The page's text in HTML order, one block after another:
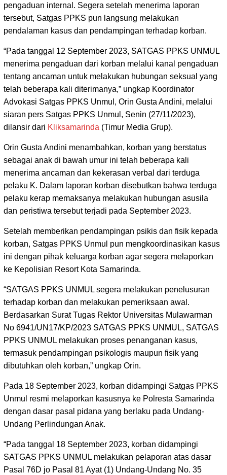
pengaduan internal. Segera setelah menerima laporan
tersebut, Satgas PPKS pun langsung melakukan
pendalaman kasus dan pendampingan terhadap korban.
“Pada tanggal 12 September 2023, SATGAS PPKS UNMUL
menerima pengaduan dari korban melalui kanal pengaduan
tentang ancaman untuk melakukan hubungan seksual yang
telah beberapa kali diterimanya,” ungkap Koordinator
Advokasi Satgas PPKS Unmul, Orin Gusta Andini, melalui
siaran pers Satgas PPKS Unmul, Senin (27/11/2023),
dilansir dari Kliksamarinda (Timur Media Grup).
Orin Gusta Andini menambahkan, korban yang berstatus
sebagai anak di bawah umur ini telah beberapa kali
menerima ancaman dan kekerasan verbal dari terduga
pelaku K. Dalam laporan korban disebutkan bahwa terduga
pelaku kerap memaksanya melakukan hubungan asusila
dan peristiwa tersebut terjadi pada September 2023.
Setelah memberikan pendampingan psikis dan fisik kepada
korban, Satgas PPKS Unmul pun mengkoordinasikan kasus
ini dengan pihak keluarga korban agar segera melaporkan
ke Kepolisian Resort Kota Samarinda.
“SATGAS PPKS UNMUL segera melakukan penelusuran
terhadap korban dan melakukan pemeriksaan awal.
Berdasarkan Surat Tugas Rektor Universitas Mulawarman
No 6941/UN17/KP/2023 SATGAS PPKS UNMUL, SATGAS
PPKS UNMUL melakukan proses penanganan kasus,
termasuk pendampingan psikologis maupun fisik yang
dibutuhkan oleh korban,” ungkap Orin.
Pada 18 September 2023, korban didampingi Satgas PPKS
Unmul resmi melaporkan kasusnya ke Polresta Samarinda
dengan dasar pasal pidana yang berlaku pada Undang-
Undang Perlindungan Anak.
“Pada tanggal 18 September 2023, korban didampingi
SATGAS PPKS UNMUL melakukan pelaporan atas dasar
Pasal 76D jo Pasal 81 Ayat (1) Undang-Undang No. 35